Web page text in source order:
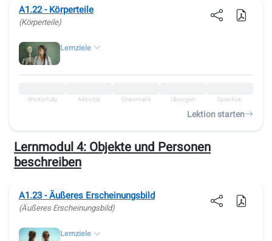
A1.22 - Körperteile
(Körperteile)
Lernziele
Wortschatz Aktivität Grammatik Übungen Sprechen
Lektion starten
Lernmodul 4:Objekte und Personen
beschreiben
A1.23 - Äußeres Erscheinungsbild
(Äußeres Erscheinungsbild)
Lernziele